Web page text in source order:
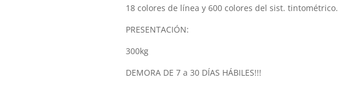
18 colores de línea y 600 colores del sist. tintométrico.
PRESENTACIÓN:
300kg
DEMORA DE 7 a 30 DÍAS HÁBILES!!!